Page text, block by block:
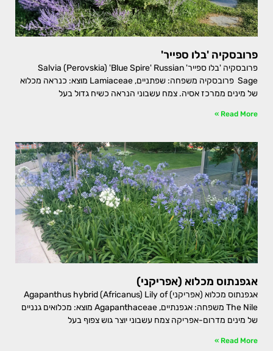
פרובסקיה 'בלו ספייר'
פרובסקיה 'בלו ספייר' Salvia (Perovskia) 'Blue Spire' Russian
Sage פרובסקיה משפחה: שפתניים, Lamiaceae מוצא: כנראה מכלוא
של מינים ממרכז אסיה. צמח עשבוני הנראה כשיח גדול בעל
Read More »
אגפנתוס מכלוא (אפריקני)
אגפנתוס מכלוא (אפריקני) Agapanthus hybrid (Africanus) Lily of
The Nile משפחה: אגפנתיים, Agapanthaceae מוצא: מכלואים גנניים
של מינים מדרום-אפריקה צמח עשבוני יוצר גוש צפוף בעל
Read More »